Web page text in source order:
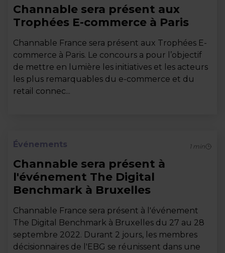
Channable sera présent aux
Trophées E-commerce à Paris
Channable France sera présent aux Trophées E-
commerce à Paris. Le concours a pour l’objectif
de mettre en lumière les initiatives et les acteurs
les plus remarquables du e-commerce et du
retail connec...
Événements 1min
Channable sera présent à
l'événement The Digital
Benchmark à Bruxelles
Channable France sera présent à l'événement
The Digital Benchmark à Bruxelles du 27 au 28
septembre 2022. Durant 2 jours, les membres
décisionnaires de l'EBG se réunissent dans une